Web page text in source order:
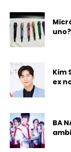
uno?
Kim
ex
BA